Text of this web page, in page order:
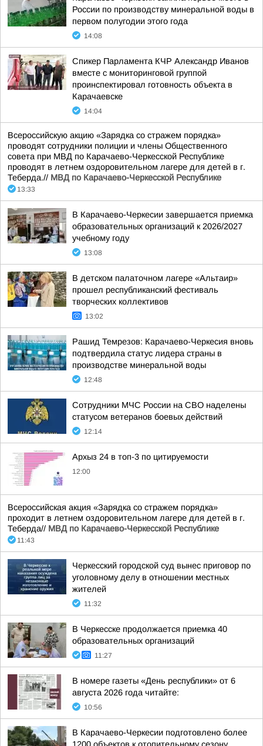
России по производству минеральной воды в
первом полугодии этого года
14:08
Спикер Парламента КЧР Александр Иванов
вместе с мониторинговой группой
проинспектировал готовность объекта в
Карачаевске
14:04
Всероссийскую акцию «Зарядка со стражем порядка»
проводят сотрудники полиции и члены Общественного
совета при МВД по Карачаево-Черкесской Республике
проводят в летнем оздоровительном лагере для детей в г.
Теберда.// МВД по Карачаево-Черкесской Республике
13:33
В Карачаево-Черкесии завершается приемка
образовательных организаций к 2026/2027
учебному году
13:08
В детском палаточном лагере «Альтаир»
прошел республиканский фестиваль
творческих коллективов
13:02
Рашид Темрезов: Карачаево-Черкесия вновь
подтвердила статус лидера страны в
производстве минеральной воды
12:48
Сотрудники МЧС России на СВО наделены
статусом ветеранов боевых действий
12:14
Архыз 24 в топ-3 по цитируемости
12:00
Всероссийская акция «Зарядка со стражем порядка»
проходит в летнем оздоровительном лагере для детей в г.
Теберда// МВД по Карачаево-Черкесской Республике
11:43
Черкесский городской суд вынес приговор по
уголовному делу в отношении местных
жителей
11:32
В Черкесске продолжается приемка 40
образовательных организаций
11:27
В номере газеты «День республики» от 6
августа 2026 года читайте:
10:56
В Карачаево-Черкесии подготовлено более